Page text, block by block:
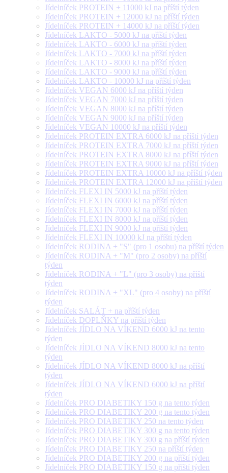
Jídelníček PROTEIN + 11000 kJ na příští týden
Jídelníček PROTEIN + 12000 kJ na příští týden
Jídelníček PROTEIN + 14000 kJ na příští týden
Jídelníček LAKTO - 5000 kJ na příští týden
Jídelníček LAKTO - 6000 kJ na příští týden
Jídelníček LAKTO - 7000 kJ na příští týden
Jídelníček LAKTO - 8000 kJ na příští týden
Jídelníček LAKTO - 9000 kJ na příští týden
Jídelníček LAKTO - 10000 kJ na příští týden
Jídelníček VEGAN 6000 kJ na příští týden
Jídelníček VEGAN 7000 kJ na příští týden
Jídelníček VEGAN 8000 kJ na příští týden
Jídelníček VEGAN 9000 kJ na příští týden
Jídelníček VEGAN 10000 kJ na příští týden
Jídelníček PROTEIN EXTRA 6000 kJ na příští týden
Jídelníček PROTEIN EXTRA 7000 kJ na příští týden
Jídelníček PROTEIN EXTRA 8000 kJ na příští týden
Jídelníček PROTEIN EXTRA 9000 kJ na příští týden
Jídelníček PROTEIN EXTRA 10000 kJ na příští týden
Jídelníček PROTEIN EXTRA 12000 kJ na příští týden
Jídelníček FLEXI IN 5000 kJ na příští týden
Jídelníček FLEXI IN 6000 kJ na příští týden
Jídelníček FLEXI IN 7000 kJ na příští týden
Jídelníček FLEXI IN 8000 kJ na příští týden
Jídelníček FLEXI IN 9000 kJ na příští týden
Jídelníček FLEXI IN 10000 kJ na příští týden
Jídelníček RODINA + "S" (pro 1 osobu) na příští týden
Jídelníček RODINA + "M" (pro 2 osoby) na příští
týden
Jídelníček RODINA + "L" (pro 3 osoby) na příští
týden
Jídelníček RODINA + "XL" (pro 4 osoby) na příští
týden
Jídelníček SALÁT + na příští týden
Jídelníček DOPLŇKY na příští týden
Jídelníček JÍDLO NA VÍKEND 6000 kJ na tento
týden
Jídelníček JÍDLO NA VÍKEND 8000 kJ na tento
týden
Jídelníček JÍDLO NA VÍKEND 8000 kJ na příští
týden
Jídelníček JÍDLO NA VÍKEND 6000 kJ na příští
týden
Jídelníček PRO DIABETIKY 150 g na tento týden
Jídelníček PRO DIABETIKY 200 g na tento týden
Jídelníček PRO DIABETIKY 250 na tento týden
Jídelníček PRO DIABETIKY 300 g na tento týden
Jídelníček PRO DIABETIKY 300 g na příští týden
Jídelníček PRO DIABETIKY 250 na příští týden
Jídelníček PRO DIABETIKY 200 g na příští týden
Jídelníček PRO DIABETIKY 150 g na příští týden